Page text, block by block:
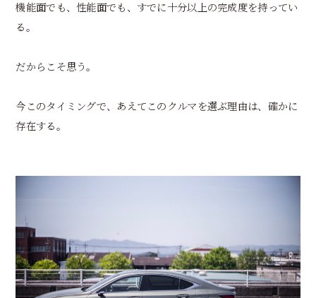
機能面でも、性能面でも、すでに十分以上の完成度を持ってい
る。
だからこそ思う。
今このタイミングで、あえてこのクルマを選ぶ理由は、確かに
存在する。